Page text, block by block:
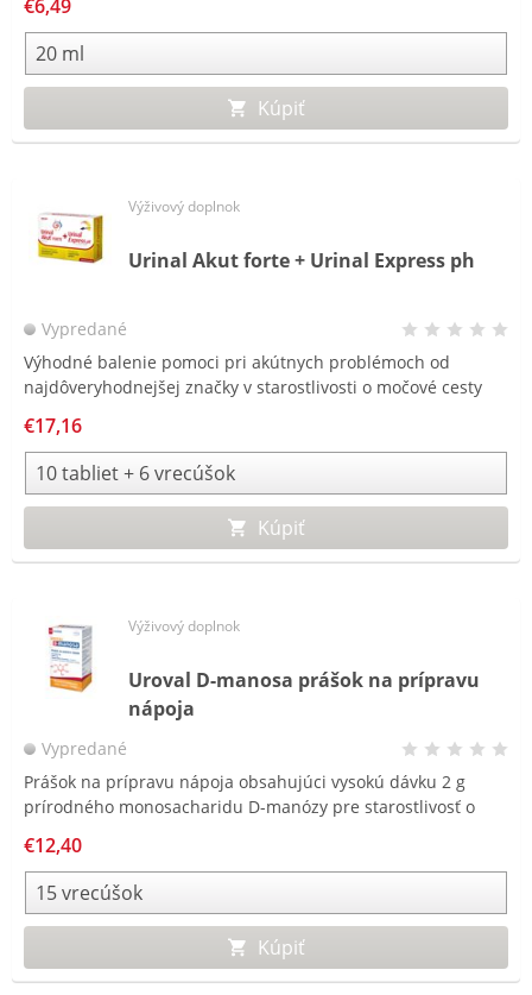
€6,49
Kúpiť
Výživový doplnok
Urinal Akut forte + Urinal Express ph
Vypredané
Výhodné balenie pomoci pri akútnych problémoch od
najdôveryhodnejšej značky v starostlivosti o močové cesty
€17,16
Kúpiť
Výživový doplnok
Uroval D-manosa prášok na prípravu
nápoja
Vypredané
Prášok na prípravu nápoja obsahujúci vysokú dávku 2 g
prírodného monosacharidu D-manózy pre starostlivosť o
€12,40
Kúpiť